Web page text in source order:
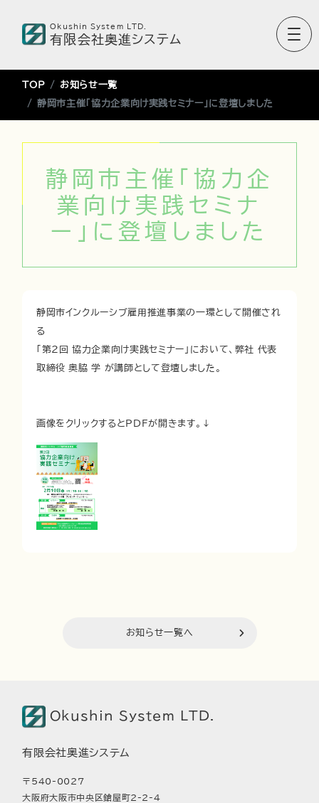
Okushin System LTD.
有限会社奥進システム
TOP
お知らせ一覧
静岡市主催「協力企業向け実践セミナー」に登壇しました
静岡市主催「協力企
業向け実践セミナ
ー」に登壇しました
静岡市インクルーシブ雇用推進事業の一環として開催され
る
「第2回 協力企業向け実践セミナー」において、弊社 代表
取締役 奥脇 学 が講師として登壇しました。
画像をクリックするとPDFが開きます。↓
お知らせ一覧へ
Okushin System LTD.
有限会社奥進システム
〒540-0027
大阪府大阪市中央区鎗屋町2-2-4